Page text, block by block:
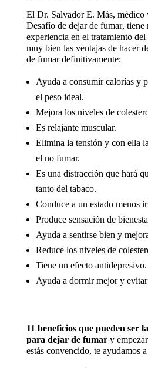
El Dr. Salvador E. Más, médico
Desafío de dejar de fumar, tiene
experiencia en el tratamiento
muy bien las ventajas de hacer
de fumar definitivamente:
Ayuda a consumir calorías y
el peso ideal.
Mejora los niveles de
Es relajante muscular.
Elimina la tensión y con ella
el no fumar.
Es una distracción que hará
tanto del tabaco.
Conduce a un estado menos
Produce sensación de
Ayuda a sentirse bien y
Reduce los niveles de
Tiene un efecto antidepresivo.
Ayuda a dormir mejor y
11 beneficios que pueden ser
para dejar de fumary
estás convencido, te ayudamos